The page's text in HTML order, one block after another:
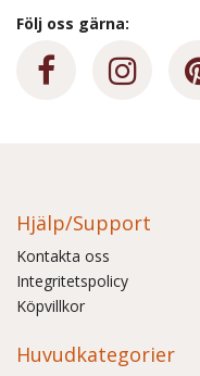
Följ oss gärna:
Hjälp/Support
Kontakta oss
Integritetspolicy
Köpvillkor
Huvudkategorier